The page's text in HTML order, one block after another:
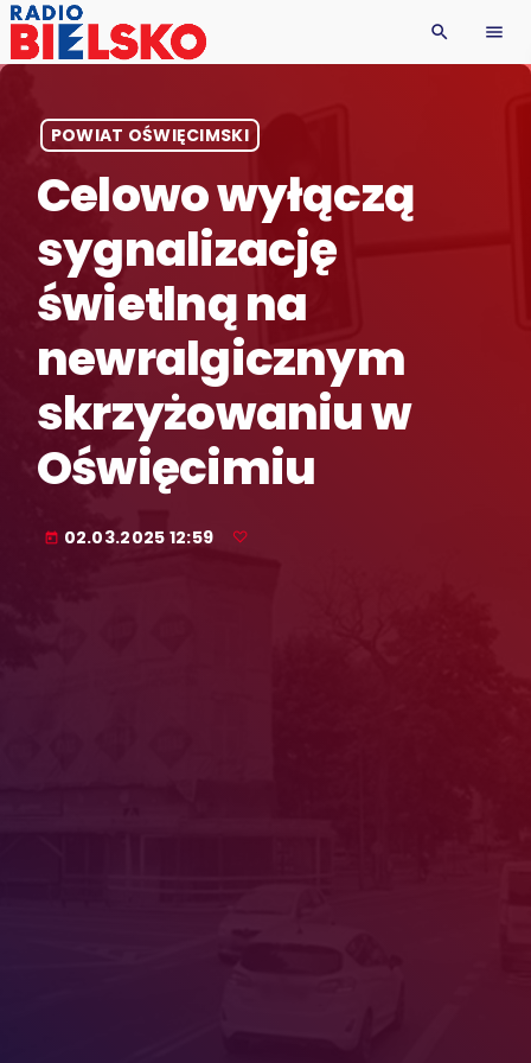
search menu
POWIAT OŚWIĘCIMSKI
Celowo wyłączą
sygnalizację
świetlną na
newralgicznym
skrzyżowaniu w
Oświęcimiu
today 02.03.2025 12:59